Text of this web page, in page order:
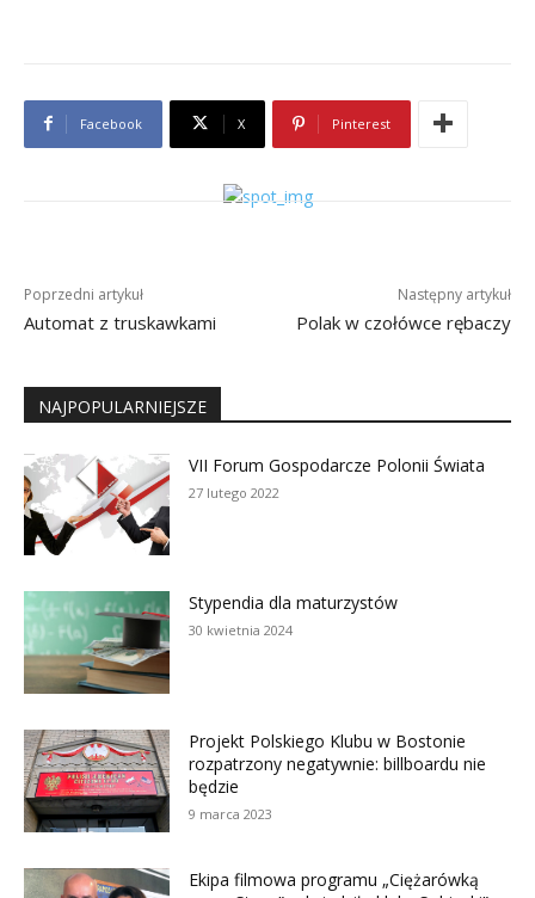
Facebook X Pinterest
Poprzedni artykuł
Automat z truskawkami
Następny artykuł
Polak w czołówce rębaczy
NAJPOPULARNIEJSZE
VII Forum Gospodarcze Polonii Świata
27 lutego 2022
Stypendia dla maturzystów
30 kwietnia 2024
Projekt Polskiego Klubu w Bostonie
rozpatrzony negatywnie: billboardu nie
będzie
9 marca 2023
Ekipa filmowa programu „Ciężarówką